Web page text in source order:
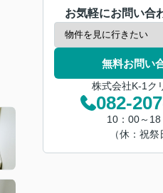
お気軽にお問い合
無料お問い
株式会社K-1ク
082-
10：00～
（休：祝祭